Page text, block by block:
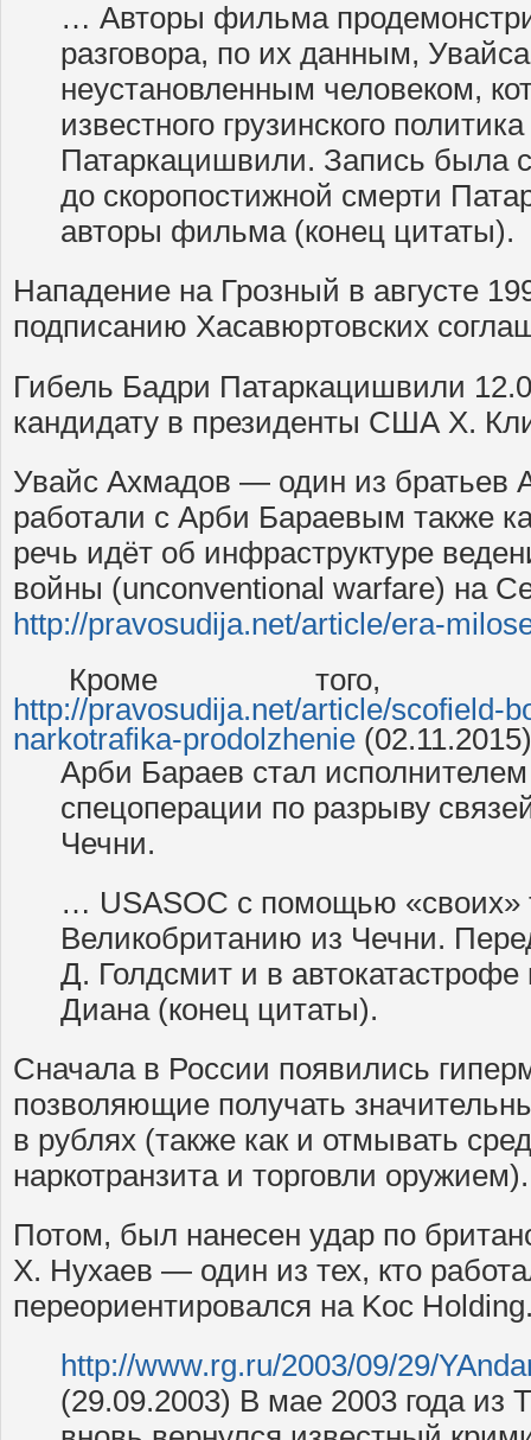
… Авторы фильма
разговора, по их данным,
неустановленным человеком,
известного грузинского
Патаркацишвили. Запись была
до скоропостижной смерти
авторы фильма (конец цитаты).
Нападение на Грозный в августе
подписанию Хасавюртовских
Гибель Бадри Патаркацишвили
кандидату в президенты США Х.
Увайс Ахмадов — один из братьев
работали с Арби Бараевым также
речь идёт об инфраструктуре
войны (unconventional warfare) на
http://pravosudija.net/article/era-
Кроме того, в
http://pravosudija.net/article/scofield-
narkotrafika-prodolzhenie
Арби Бараев стал исполнителем
спецоперации по разрыву
Чечни.
… USASOC с помощью «своих»
Великобританию из Чечни.
Д. Голдсмит и в автокатастрофе
Диана (конец цитаты).
Сначала в России появились
позволяющие получать
в рублях (также как и отмывать
наркотранзита и торговли оружием).
Потом, был нанесен удар по
Х. Нухаев — один из тех, кто
переориентировался на Koc
http://www.rg.ru/2003/09/29/
(29.09.2003) В мае 2003 года из